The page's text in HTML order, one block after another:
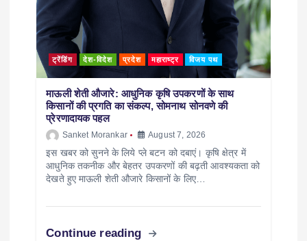
ट्रेंडिंग देश-विदेश प्रदेश महाराष्ट्र विजय पथ
माऊली शेती औजारे: आधुनिक कृषि उपकरणों के साथ
किसानों की प्रगति का संकल्प, सोमनाथ सोनवणे की
प्रेरणादायक पहल
Sanket Morankar August 7, 2026
इस खबर को सुनने के लिये प्ले बटन को दबाएं। कृषि क्षेत्र में
आधुनिक तकनीक और बेहतर उपकरणों की बढ़ती आवश्यकता को
देखते हुए माऊली शेती औजारे किसानों के लिए…
Continue reading